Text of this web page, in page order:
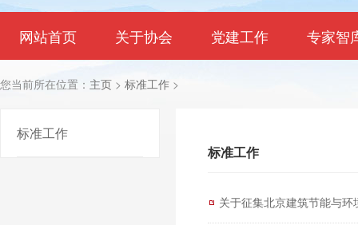
网站首页 关于协会 党建工作 专家智
您当前所在位置： 主页 > 标准工作 >
标准工作
标准工作
关于征集北京建筑节能与